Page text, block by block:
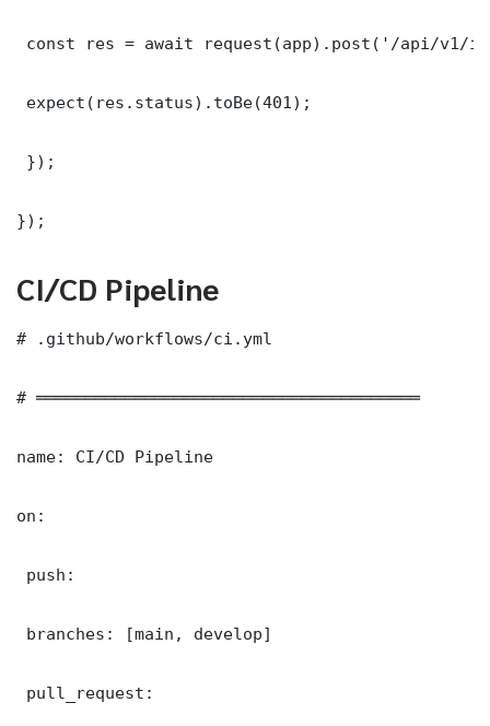
const res = await request(app).post('/api/v1/
expect(res.status).toBe(401);
});
});
CI/CD Pipeline
# .github/workflows/ci.yml
# ═══════════════════════════════════════
name: CI/CD Pipeline
on:
push:
branches: [main, develop]
pull_request: